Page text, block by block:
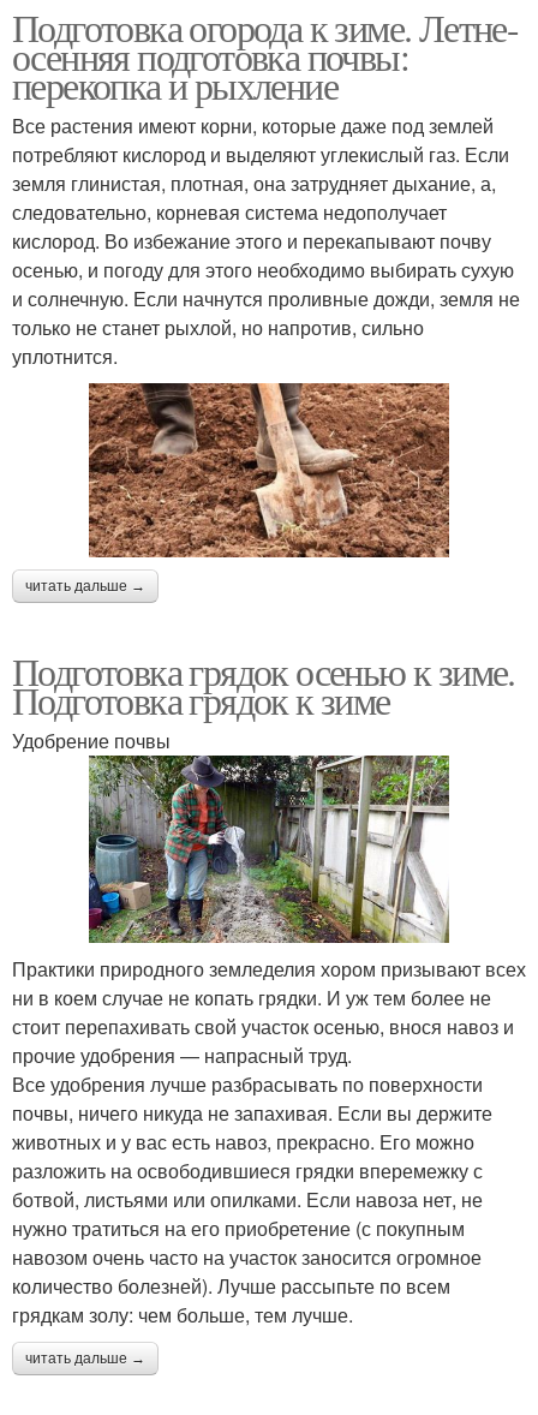
Подготовка огорода к зиме. Летне-
осенняя подготовка почвы:
перекопка и рыхление
Все растения имеют корни, которые даже под землей
потребляют кислород и выделяют углекислый газ. Если
земля глинистая, плотная, она затрудняет дыхание, а,
следовательно, корневая система недополучает
кислород. Во избежание этого и перекапывают почву
осенью, и погоду для этого необходимо выбирать сухую
и солнечную. Если начнутся проливные дожди, земля не
только не станет рыхлой, но напротив, сильно
уплотнится.
читать дальше →
Подготовка грядок осенью к зиме.
Подготовка грядок к зиме
Удобрение почвы
Практики природного земледелия хором призывают всех
ни в коем случае не копать грядки. И уж тем более не
стоит перепахивать свой участок осенью, внося навоз и
прочие удобрения — напрасный труд.
Все удобрения лучше разбрасывать по поверхности
почвы, ничего никуда не запахивая. Если вы держите
животных и у вас есть навоз, прекрасно. Его можно
разложить на освободившиеся грядки вперемежку с
ботвой, листьями или опилками. Если навоза нет, не
нужно тратиться на его приобретение (с покупным
навозом очень часто на участок заносится огромное
количество болезней). Лучше рассыпьте по всем
грядкам золу: чем больше, тем лучше.
читать дальше →